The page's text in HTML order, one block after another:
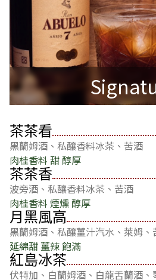
茶茶看
黑蘭姆酒、私釀香料冰茶、苦酒
肉桂香料 甜 醇厚
茶茶香
波旁酒、私釀香料冰茶、苦酒
肉桂香料 煙燻 醇厚
月黑風高
黑蘭姆酒、私釀薑汁汽水、萊姆、
延綿甜 薑辣 飽滿
紅島冰茶
伏特加、白蘭姆酒、白龍舌蘭酒